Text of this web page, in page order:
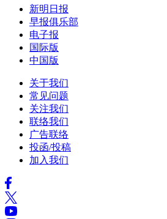
新明日报
早报俱乐部
电子报
国际版
中国版
关于我们
常见问题
关注我们
联络我们
广告联络
投函/投稿
加入我们